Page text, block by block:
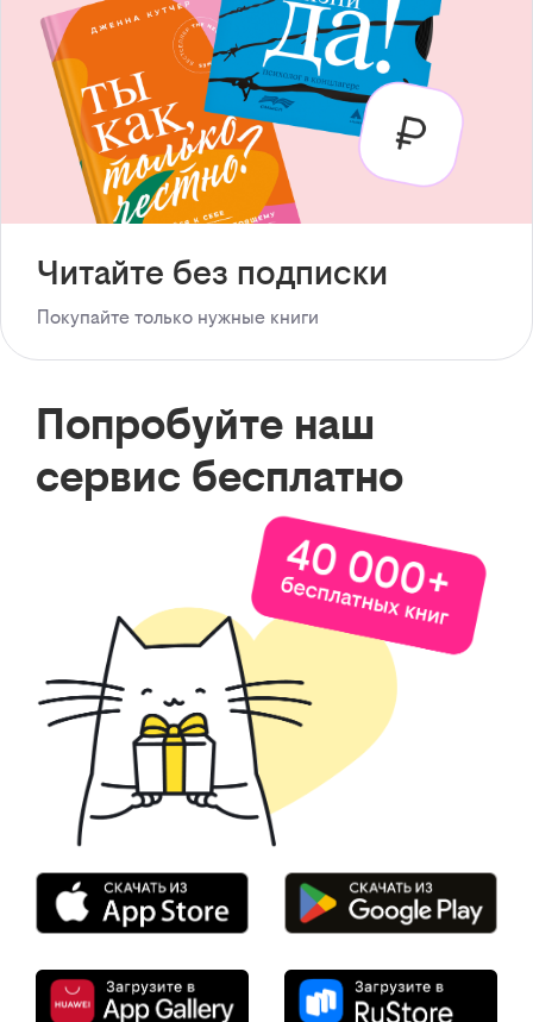
Читайте без подписки
Покупайте только нужные книги
Попробуйте наш
сервис бесплатно